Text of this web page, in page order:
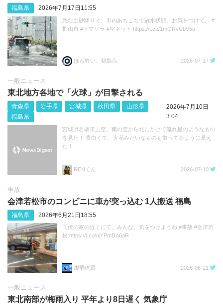
福島県 2026年7月17日11:55
急な土砂降りで、市内あちこちで冠水状態。お気をつけて。 #
郡山市 #イマソラ #空ネット https://t.co/1mGRvCbV5u
ほろ酔い、福島🍶 2026-07-17
一般ニュース
東北地方各地で「火球」が目撃される
青森県 岩手県 宮城県 秋田県
山形県
福島県
2026年7月10日
3:04
宮城県名取市上空、南の空から北にかけて流れ星のようなもの
を見た！ 青白くて、火花みたいなものも散ってるように見え
た！
RENくん 2026-07-10
事故
会津若松市のコンビニに車が突っ込む 1人搬送 福島
福島県 2026年6月21日18:55
同僚の家の近くにて。みんな、気をつけようね #事故 #会津若
松 https://t.co/njYPmDA6aR
虚弱体質 2026-06-21
一般ニュース
東北南部が梅雨入り 平年より8日遅く 気象庁